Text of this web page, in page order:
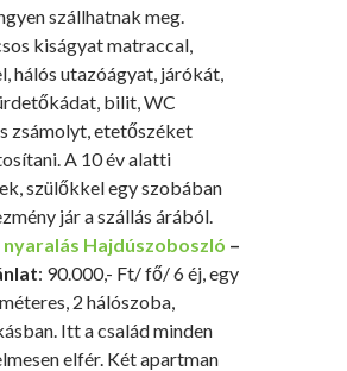
szállhatnak meg.
kiságyat matraccal,
hálós utazóágyat, járókát,
bilit, WC
zsámolyt, etetőszéket
A 10 év alatti
szülőkkel egy szobában
jár a szállás árából.
nyaralás Hajdúszoboszló –
: 90.000,- Ft/ fő/ 6 éj, egy
2 hálószoba,
Itt a család minden
elfér. Két apartman